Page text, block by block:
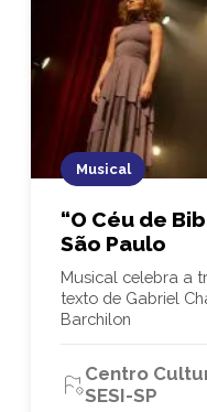
Musical
“O Céu de
São Paulo
Musical celebra a
texto de Gabriel
Barchilon
Centro
SESI-SP